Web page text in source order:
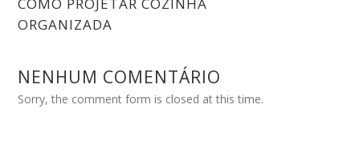
ORGANIZADA
NENHUM COMENTÁRIO
Sorry, the comment form is closed at this time.